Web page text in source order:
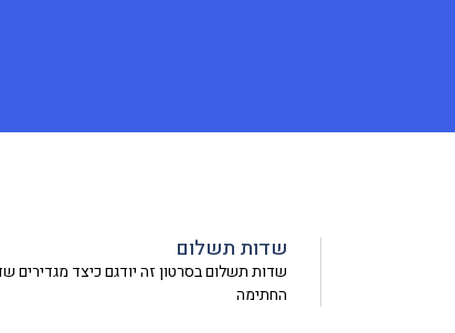
שדות תשלום
שדות תשלום בסרטון זה יודגם כיצד
החתימה